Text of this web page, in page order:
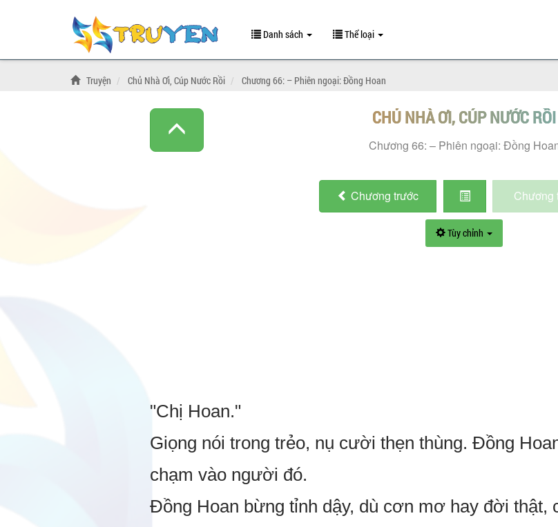
Danh sách Thể loại
Truyện Chủ Nhà Ơi, Cúp Nước Rồi Chương 66: – Phiên ngoại: Đồng Hoan
CHỦ NHÀ ƠI, CÚP NƯỚC RỒI
Chương 66: – Phiên ngoại: Đồng
Chương trước Chương
Tùy chỉnh
"Chị Hoan."
Giọng nói trong trẻo, nụ cười thẹn thùng. Đồng
chạm vào người đó.
Đồng Hoan bừng tỉnh dậy, dù cơn mơ hay đời thật,